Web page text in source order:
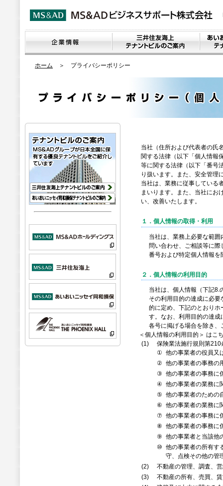
ホーム ＞ プライバシーポリシー
当社（住所および代表者の氏
関する法律（以下「個人情報
等に関する法律（以下「番号
り扱います。また、安全管理
当社は、業務に従事している
まいります。また、当社にお
い、改善いたします。
１．個人情報の取得・利用
当社は、業務上必要な範
問い合わせ、ご相談等に
番号および特定個人情報
２．個人情報の利用目的
当社は、個人情報（下記8.
その利用目的の達成に必
的に定め、下記のとおり
す。なお、利用目的の達
各号に掲げる場合を除き
＜個人情報の利用目的＞ はこ
(1)
保険業法施行規則第
①
他の事業者の役員又
②
他の事業者の事務の
③
他の事業者の事務に
④
他の事業者の業務に
⑤
他の事業者のための
⑥
他の事業者の業務に
⑦
他の事業者の事務に
⑧
他の事業者の事務に
⑨
他の事業者と当該他
⑩
他の事業者の所有す
守、点検その他の管
(2)
不動産の管理、調査、
(3)
不動産の所有、売買、